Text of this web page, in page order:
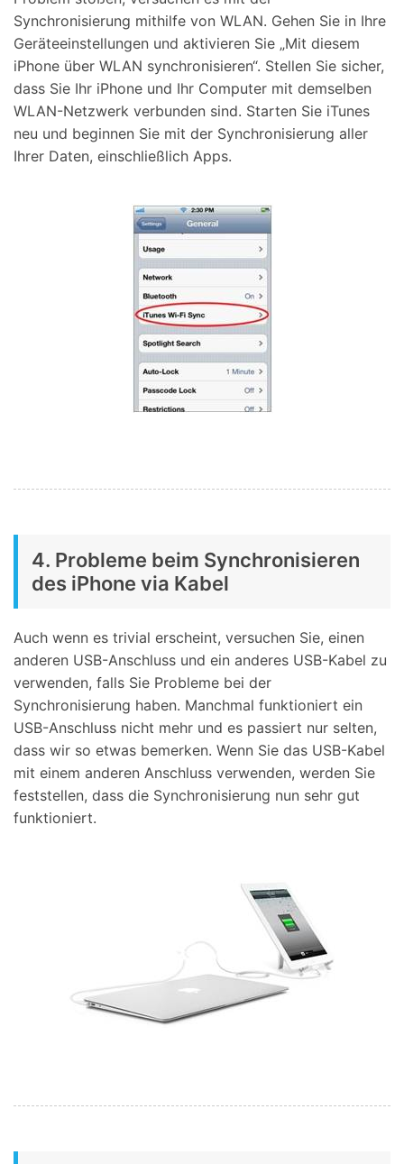
Synchronisierung mithilfe von WLAN. Gehen Sie in Ihre
Geräteeinstellungen und aktivieren Sie „Mit diesem
iPhone über WLAN synchronisieren“. Stellen Sie sicher,
dass Sie Ihr iPhone und Ihr Computer mit demselben
WLAN-Netzwerk verbunden sind. Starten Sie iTunes
neu und beginnen Sie mit der Synchronisierung aller
Ihrer Daten, einschließlich Apps.
4. Probleme beim Synchronisieren
des iPhone via Kabel
Auch wenn es trivial erscheint, versuchen Sie, einen
anderen USB-Anschluss und ein anderes USB-Kabel zu
verwenden, falls Sie Probleme bei der
Synchronisierung haben. Manchmal funktioniert ein
USB-Anschluss nicht mehr und es passiert nur selten,
dass wir so etwas bemerken. Wenn Sie das USB-Kabel
mit einem anderen Anschluss verwenden, werden Sie
feststellen, dass die Synchronisierung nun sehr gut
funktioniert.